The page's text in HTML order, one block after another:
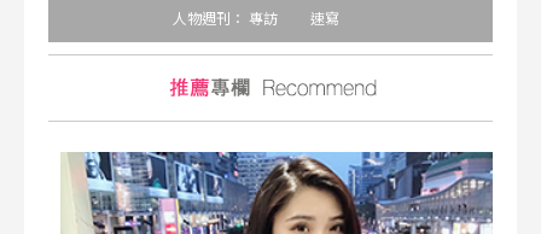
人物週刊： 專訪 速寫